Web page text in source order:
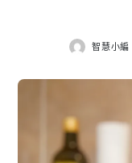
智慧小編